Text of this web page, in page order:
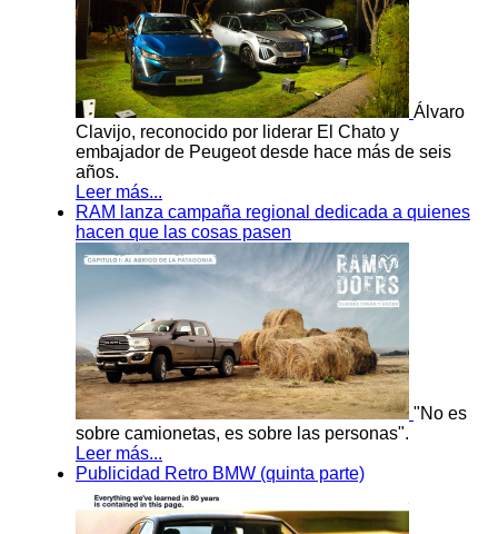
Álvaro
Clavijo, reconocido por liderar El Chato y
embajador de Peugeot desde hace más de seis
años.
Leer más...
RAM lanza campaña regional dedicada a quienes
hacen que las cosas pasen
"No es
sobre camionetas, es sobre las personas".
Leer más...
Publicidad Retro BMW (quinta parte)